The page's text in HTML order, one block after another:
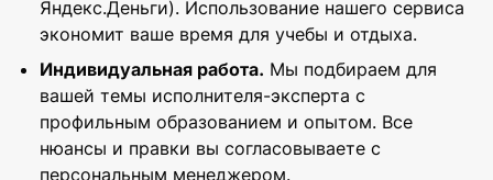
Яндекс.Деньги). Использование нашего сервиса
экономит ваше время для учебы и отдыха.
Индивидуальная работа. Мы подбираем для
вашей темы исполнителя-эксперта с
профильным образованием и опытом. Все
нюансы и правки вы согласовываете с
персональным менеджером.